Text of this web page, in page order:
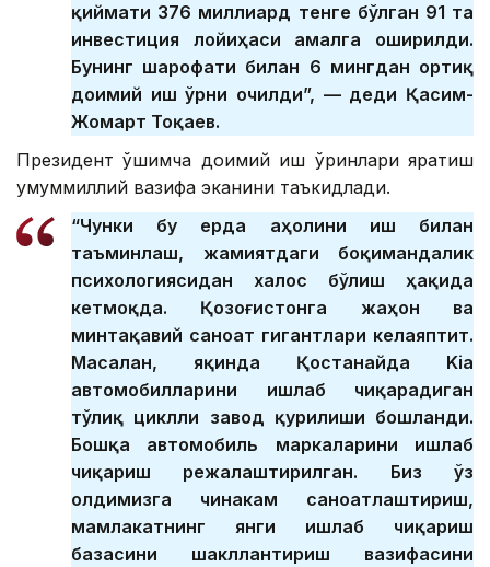
қиймати 376 миллиард тенге бўлган 91 та
инвестиция лойиҳаси амалга оширилди.
Бунинг шарофати билан 6 мингдан ортиқ
доимий иш ўрни очилди”, — деди Қасим-
Жомарт Тоқаев.
Президент қўшимча доимий иш ўринлари яратиш
умуммиллий вазифа эканини таъкидлади.
“Чунки бу ерда аҳолини иш билан
таъминлаш, жамиятдаги боқимандалик
психологиясидан халос бўлиш ҳақида
кетмоқда. Қозоғистонга жаҳон ва
минтақавий саноат гигантлари келаяптит.
Масалан, яқинда Қостанайда Kia
автомобилларини ишлаб чиқарадиган
тўлиқ циклли завод қурилиши бошланди.
Бошқа автомобиль маркаларини ишлаб
чиқариш режалаштирилган. Биз ўз
олдимизга чинакам саноатлаштириш,
мамлакатнинг янги ишлаб чиқариш
базасини шакллантириш вазифасини